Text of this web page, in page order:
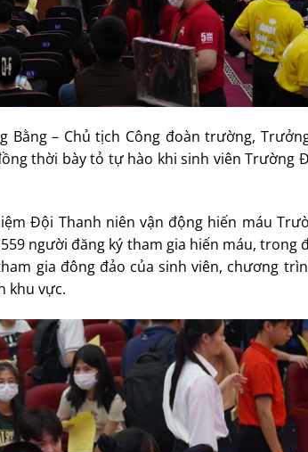
Bằng – Chủ tịch Công đoàn trường,
thời bày tỏ tự hào khi sinh viên Trường
Đội Thanh niên vận động hiến máu
người đăng ký tham gia hiến máu, trong
gia đông đảo của sinh viên, chương
khu vực.